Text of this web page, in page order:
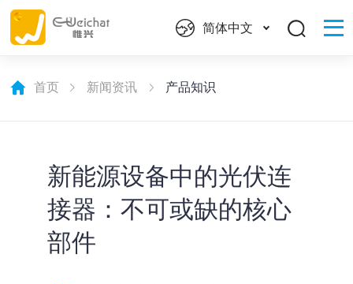
简体中文
首页 新闻资讯 产品知识
新能源设备中的光伏连
接器：不可或缺的核心
部件